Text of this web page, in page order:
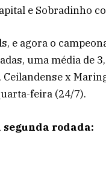
e Sobradinho
e agora o
uma média de
x
feira (24/7).
segunda rodada: